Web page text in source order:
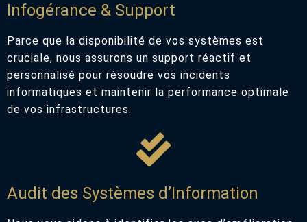
Infogérance & Support
Parce que la disponibilité de vos systèmes est
cruciale, nous assurons un support réactif et
personnalisé pour résoudre vos incidents
informatiques et maintenir la performance optimale
de vos infrastructures.
Audit des Systèmes d’Information